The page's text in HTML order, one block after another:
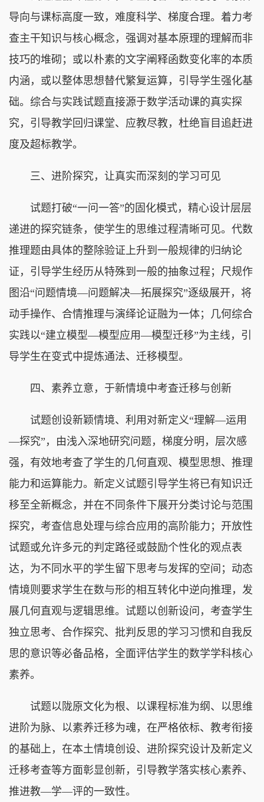
导向与课标高度一致，难度科学、梯度合理。着力考
查主干知识与核心概念，强调对基本原理的理解而非
技巧的堆砌；或以朴素的文字阐释函数变化率的本质
内涵，或以整体思想替代繁复运算，引导学生强化基
础。综合与实践试题直接源于数学活动课的真实探
究，引导教学回归课堂、应教尽教，杜绝盲目追赶进
度及超标教学。
三、进阶探究，让真实而深刻的学习可见
试题打破“一问一答”的固化模式，精心设计层层
递进的探究链条，使学生的思维过程清晰可见。代数
推理题由具体的整除验证上升到一般规律的归纳论
证，引导学生经历从特殊到一般的抽象过程；尺规作
图沿“问题情境—问题解决—拓展探究”逐级展开，将
动手操作、合情推理与演绎论证融为一体；几何综合
实践以“建立模型—模型应用—模型迁移”为主线，引
导学生在变式中提炼通法、迁移模型。
四、素养立意，于新情境中考查迁移与创新
试题创设新颖情境、利用对新定义“理解—运用
—探究”，由浅入深地研究问题，梯度分明，层次感
强，有效地考查了学生的几何直观、模型思想、推理
能力和运算能力。新定义试题引导学生将已有知识迁
移至全新概念，并在不同条件下展开分类讨论与范围
探究，考查信息处理与综合应用的高阶能力；开放性
试题或允许多元的判定路径或鼓励个性化的观点表
达，为不同水平的学生留下思考与发挥的空间；动态
情境则要求学生在数与形的相互转化中逆向推理，发
展几何直观与逻辑思维。试题以创新设问，考查学生
独立思考、合作探究、批判反思的学习习惯和自我反
思的意识等必备品格，全面评估学生的数学学科核心
素养。
试题以陇原文化为根、以课程标准为纲、以思维
进阶为脉、以素养迁移为魂，在严格依标、教考衔接
的基础上，在本土情境创设、进阶探究设计及新定义
迁移考查等方面彰显创新，引导教学落实核心素养、
推进教—学—评的一致性。